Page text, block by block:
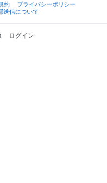
約
プライバシーポリシー
送信について
ログイン